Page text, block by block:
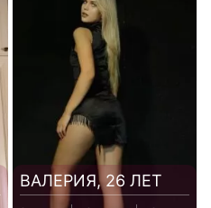
ВАЛЕРИЯ, 26 ЛЕТ